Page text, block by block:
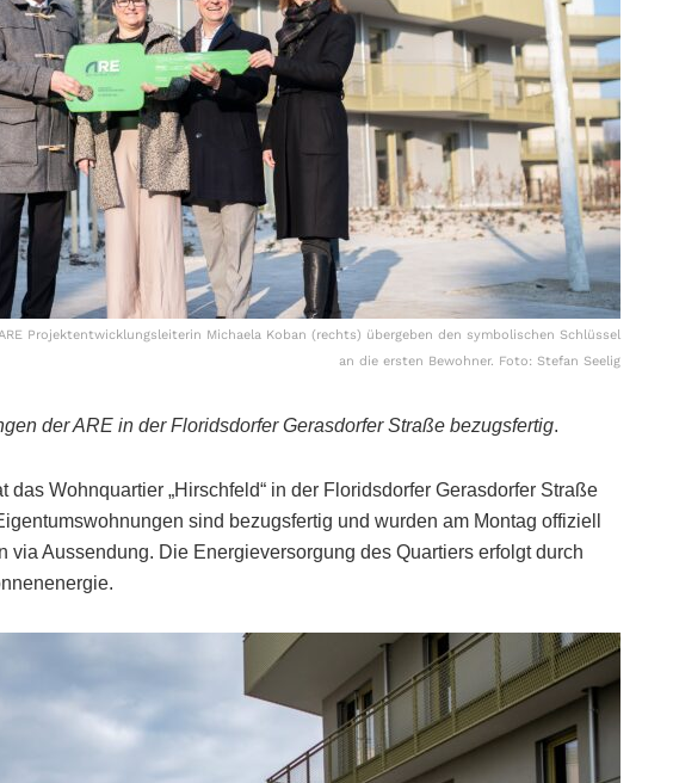
Projektentwicklungsleiterin Michaela Koban (rechts) übergeben den symbolischen Schlüssel
an die ersten Bewohner. Foto: Stefan Seelig
der ARE in der Floridsdorfer Gerasdorfer Straße bezugsfertig.
das Wohnquartier „Hirschfeld“ in der Floridsdorfer Gerasdorfer Straße
sind bezugsfertig und wurden am Montag offiziell
via Aussendung. Die Energieversorgung des Quartiers erfolgt durch